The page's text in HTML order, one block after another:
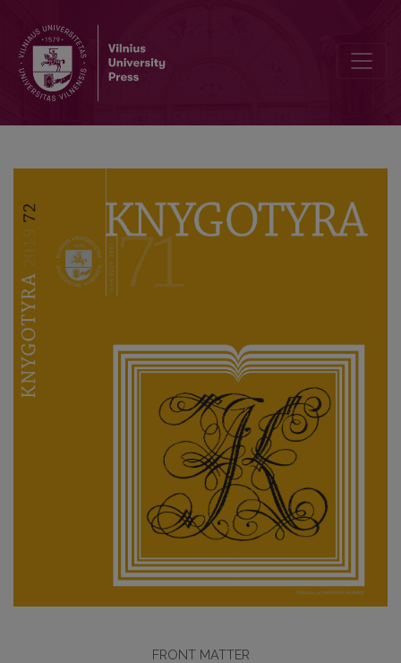
FRONT MATTER